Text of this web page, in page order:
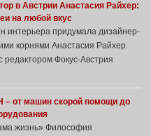
в Австрии Анастасия Райхер:
на любой вкус
интерьера придумала дизайнер-
корнями Анастасия Райхер.
редактором Фокус-Австрия
– от машин скорой помощи до
жизнь» Философия